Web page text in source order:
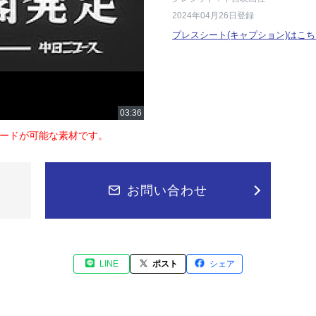
が可能な素材です。
2024年04月26日登録
プレスシート(キャプション)はこ
お問い合わせ
LINE ポスト シェア